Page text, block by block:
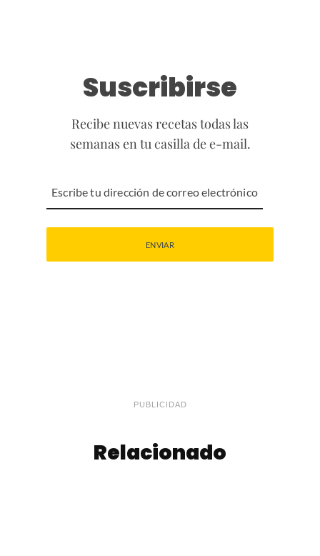
Suscribirse
Recibe nuevas recetas todas las
semanas en tu casilla de e-mail.
PUBLICIDAD
Relacionado